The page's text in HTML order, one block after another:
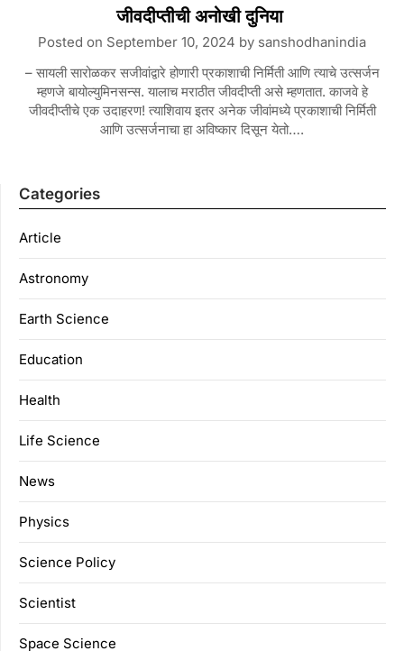
जीवदीप्तीची अनोखी दुनिया
Posted on September 10, 2024 by sanshodhanindia
– सायली सारोळकर सजीवांद्वारे होणारी प्रकाशाची निर्मिती आणि त्याचे उत्सर्जन
म्हणजे बायोल्युमिनसन्स. यालाच मराठीत जीवदीप्ती असे म्हणतात. काजवे हे
जीवदीप्तीचे एक उदाहरण! त्याशिवाय इतर अनेक जीवांमध्ये प्रकाशाची निर्मिती
आणि उत्सर्जनाचा हा अविष्कार दिसून येतो….
Categories
Article
Astronomy
Earth Science
Education
Health
Life Science
News
Physics
Science Policy
Scientist
Space Science